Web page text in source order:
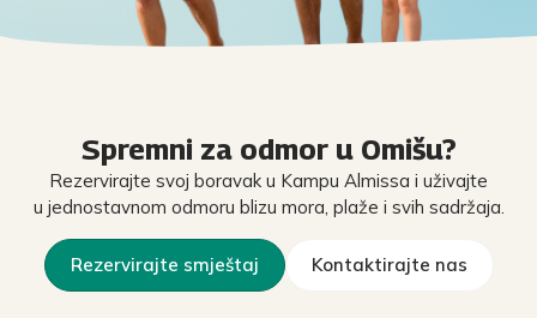
Spremni za odmor u Omišu?
Rezervirajte svoj boravak u Kampu Almissa i uživajte
u jednostavnom odmoru blizu mora, plaže i svih sadržaja.
Rezervirajte smještaj Kontaktirajte nas